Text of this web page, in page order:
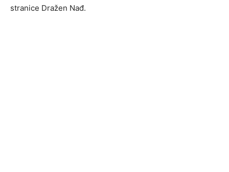
stranice Dražen Nađ.